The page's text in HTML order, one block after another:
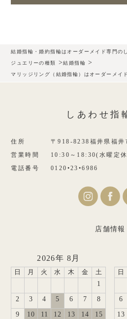
結婚指輪・婚約指輪はオーダーメイド専門の
ジュエリーの種類 >結婚指輪 >
マリッジリング（結婚指輪）はオーダーメイ
しあわせ指
住所
〒918-8238福井県福井
営業時間
10:30～18:30(水曜定
電話番号
0120•23•6986
店舗情報
2026年 8月
日 月 火 水 木 金 土
1
2 3 4 5 6 7 8
9 10 11 12 13 14 15
日
6
13